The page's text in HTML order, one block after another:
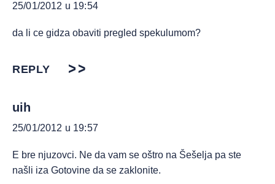
25/01/2012 u 19:54
da li ce gidza obaviti pregled spekulumom?
REPLY
uih
25/01/2012 u 19:57
E bre njuzovci. Ne da vam se oštro na Šešelja pa ste
našli iza Gotovine da se zaklonite.